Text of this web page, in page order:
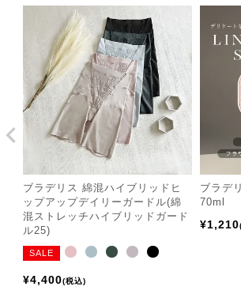
ブラデリス 綿混ハイブリッドヒ
ップアップデイリーガードル(綿
混ストレッチハイブリッドガード
ル25)
SALE
¥4,400 税込
ブラデ
70ml
¥1,210